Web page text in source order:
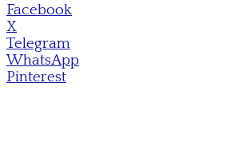
Facebook
X
Telegram
WhatsApp
Pinterest